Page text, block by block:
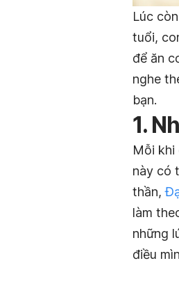
Lúc
tuổi,
để ăn
nghe
bạn.
1.
Mỗi khi
này có
thần,
làm
những
điều